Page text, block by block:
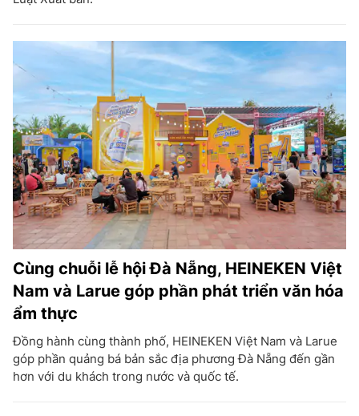
Cùng chuỗi lễ hội Đà Nẵng, HEINEKEN Việt
Nam và Larue góp phần phát triển văn hóa
ẩm thực
Đồng hành cùng thành phố, HEINEKEN Việt Nam và Larue
góp phần quảng bá bản sắc địa phương Đà Nẵng đến gần
hơn với du khách trong nước và quốc tế.